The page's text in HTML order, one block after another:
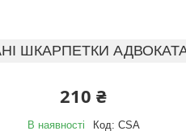
ШКАРПЕТКИ
210 ₴
В наявності Код: CSA